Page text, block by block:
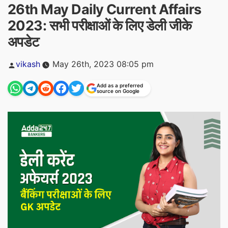
26th May Daily Current Affairs
2023: सभी परीक्षाओं के लिए डेली जीके
अपडेट
Posted
vikash May 26th, 2023 08:05 pm
Add as a preferred
source on Google